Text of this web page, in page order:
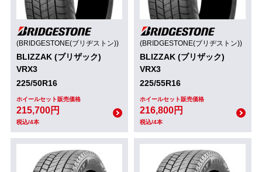
(BRIDGESTONE(ブリヂストン))
BLIZZAK (ブリザック)
VRX3
225/50R16
ホイールセット販売価格
215,700円
税込/4本
(BRIDGESTONE(ブリヂストン))
BLIZZAK (ブリザック)
VRX3
225/55R16
ホイールセット販売価格
216,800円
税込/4本